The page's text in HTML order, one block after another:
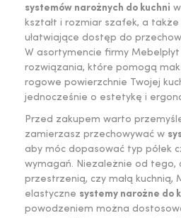
systemów narożnych do kuchni
kształt i rozmiar szafek, a
ułatwiające dostęp do
W asortymencie firmy
rozwiązania, które pomogą
rogowe powierzchnie Twojej
jednocześnie o estetykę i
Przed zakupem warto
zamierzasz przechowywać w
aby móc dopasować typ półek
wymagań. Niezależnie od tego,
przestrzenią, czy małą kuchnią,
elastyczne systemy narożne do
powodzeniem można